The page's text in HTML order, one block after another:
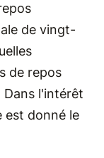
de vingt-
de repos
Dans l'intérêt
est donné le